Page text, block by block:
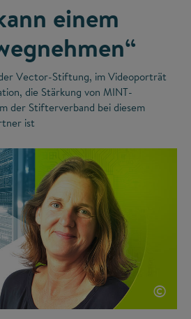
einem
Vector-Stiftung, im Videoporträt
die Stärkung von MINT-
der Stifterverband bei diesem
ist
©